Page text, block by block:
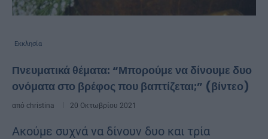
Εκκλησία
Πνευματικά θέματα: “Μπορούμε να δίνουμε δυο
ονόματα στο βρέφος που βαπτίζεται;” (βίντεο)
από christina 20 Οκτωβρίου 2021
Ακούμε συχνά να δίνουν δυο και τρία